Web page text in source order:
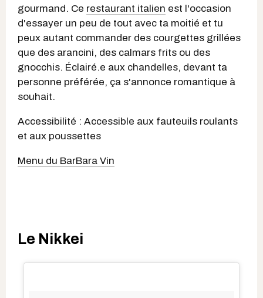
gourmand. Ce restaurant italien est l'occasion
d'essayer un peu de tout avec ta moitié et tu
peux autant commander des courgettes grillées
que des arancini, des calmars frits ou des
gnocchis. Éclairé.e aux chandelles, devant ta
personne préférée, ça s'annonce romantique à
souhait.
Accessibilité : Accessible aux fauteuils roulants
et aux poussettes
Menu du BarBara Vin
Le Nikkei